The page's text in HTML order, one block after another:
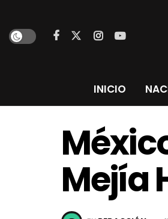
INICIO
Mejía